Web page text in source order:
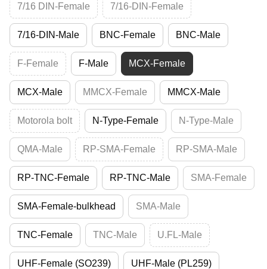
7/16 DIN-Female 7/16-DIN-Female
7/16-DIN-Male BNC-Female BNC-Male
F-Female F-Male MCX-Female
MCX-Male MMCX-Female MMCX-Male
Motorola bolt N-Type-Female N-Type-Male
QMA-Male RP-SMA-Female RP-SMA-Male
RP-TNC-Female RP-TNC-Male SMA-Female
SMA-Female-bulkhead SMA-Male
TNC-Female TNC-Male U.FL-Male
UHF-Female (SO239) UHF-Male (PL259)